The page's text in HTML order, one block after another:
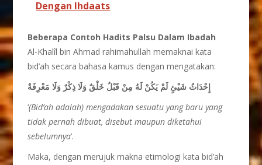
Dengan Ihdaats
Beberapa Contoh Hadits Palsu Dalam Ibadah
Al-Khalîl bin Ahmad rahimahullah memaknai kata
bid’ah secara bahasa kamus dengan mengatakan:
إِحْدَاثُ شَيْئٍ لَمْ يَكُنْ لَهُ مِنْ قَبْلُ خَلْقٌ وَلَا ذِكْرٌ وَلَا مَعْرِفَةٌ
‘(Bid’ah adalah) mengadakan sesuatu yang baru yang
tidak pernah dibuat, disebut maupun diketahui
sebelumnya’.
Maka, dengan merujuk makna etimologi kata bid’ah